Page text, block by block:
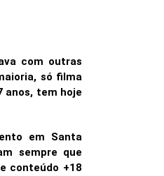
com outras
só filma
anos, tem hoje
em Santa
sempre que
conteúdo +18